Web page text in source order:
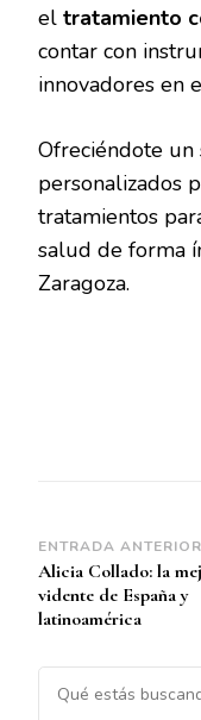
el tratamiento
contar con
innovadores en
Ofreciéndote
personalizados
tratamientos
salud de forma
Zaragoza.
Navegación
de
entradas
ENTRADA ANTERIOR
Alicia Collado: la
vidente de España y
latinoamérica
¿Buscas algo?